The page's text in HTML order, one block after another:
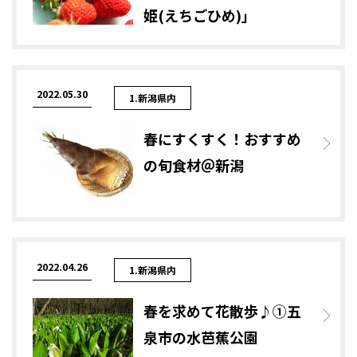
姫(えちごひめ)」
2022.05.30 1.新潟県内
春にすくすく！おすすめ
の旬食材＠新潟
2022.04.26 1.新潟県内
春を求めて花散歩♪①五
泉市の水芭蕉公園